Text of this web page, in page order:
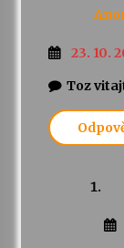
23. 10.
Toz